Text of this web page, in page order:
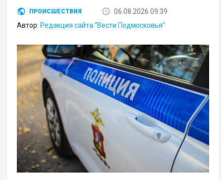
ПРОИСШЕСТВИЯ
06.08.2026 09:39
Автор: Редакция сайта "Вести Подмосковья"